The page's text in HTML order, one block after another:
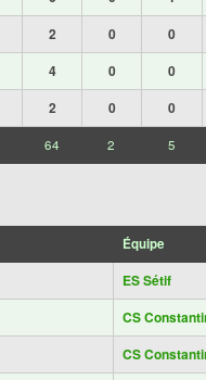
2 0 0
4 0 0
2 0 0
64 2 5
Équipe
ES Sétif
CS
CS